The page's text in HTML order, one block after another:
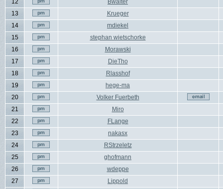
12
Bwalter
13
Krueger
14
mdiekel
15
stephan wietschorke
16
Morawski
17
DieTho
18
Rlasshof
19
hege-ma
20
Volker Fuerbeth
21
Miro
22
FLange
23
nakasx
24
RStrzeletz
25
ghofmann
26
wdeppe
27
Lippold